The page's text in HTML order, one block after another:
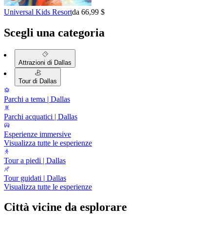
Universal Kids Resortda 66,99 $
Scegli una categoria
Attrazioni di Dallas
Tour di Dallas
Parchi a tema | Dallas
Parchi acquatici | Dallas
Esperienze immersive
Visualizza tutte le esperienze
Tour a piedi | Dallas
Tour guidati | Dallas
Visualizza tutte le esperienze
Città vicine da esplorare